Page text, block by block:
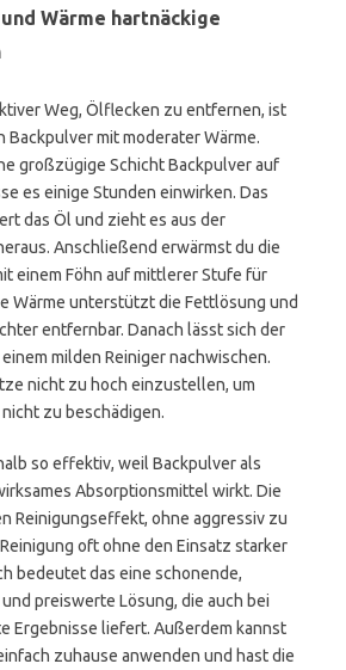
Wärme hartnäckige
Weg, Ölflecken zu entfernen, ist
Backpulver mit moderater Wärme.
großzügige Schicht Backpulver auf
es einige Stunden einwirken. Das
das Öl und zieht es aus der
Anschließend erwärmst du die
einem Föhn auf mittlerer Stufe für
Wärme unterstützt die Fettlösung und
entfernbar. Danach lässt sich der
milden Reiniger nachwischen.
nicht zu hoch einzustellen, um
zu beschädigen.
so effektiv, weil Backpulver als
Absorptionsmittel wirkt. Die
Reinigungseffekt, ohne aggressiv zu
oft ohne den Einsatz starker
bedeutet das eine schonende,
preiswerte Lösung, die auch bei
Ergebnisse liefert. Außerdem kannst
zuhause anwenden und hast die